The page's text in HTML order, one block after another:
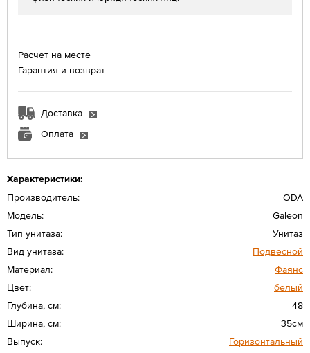
Характеристики:
Производитель:
ODA
Модель:
Galeon
Тип унитаза:
Унитаз
Вид унитаза:
Подвесной
Материал:
Фаянс
Цвет:
белый
Глубина, см:
48
Ширина, см:
35см
Выпуск:
Горизонтальный
Расчет на месте
Гарантия и возврат
Доставка
Оплата